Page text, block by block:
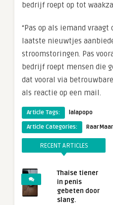
bedrijf roept op tot
“Pas op als iemand
laatste nieuwtjes
stroomstoringen. Pas
bedrijf roept mensen die
dat vooral via
als reactie op een mail.
Article Tags:
lalapopo
Article Categories:
RECENT ARTICLES
Thaise tiener
in penis
gebeten door
slang.